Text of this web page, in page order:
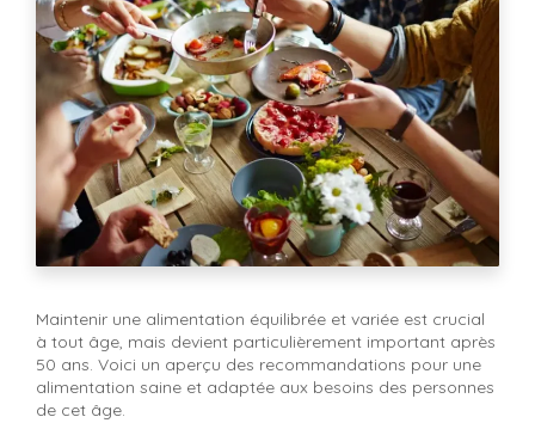
Maintenir une alimentation équilibrée et variée est crucial
à tout âge, mais devient particulièrement important après
50 ans. Voici un aperçu des recommandations pour une
alimentation saine et adaptée aux besoins des personnes
de cet âge.